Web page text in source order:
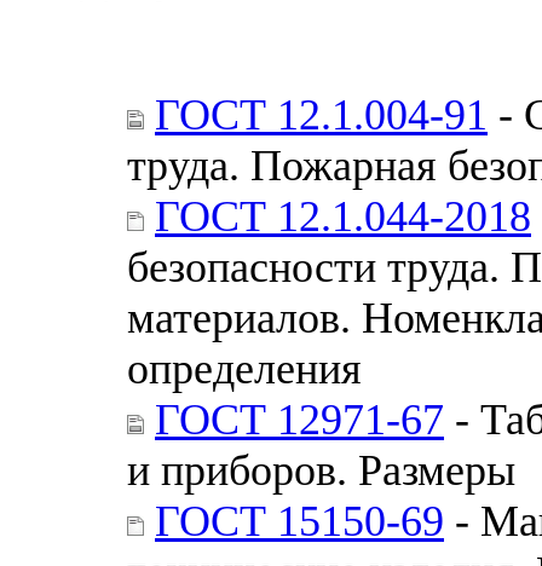
ГОСТ 12.1.004-91 -
труда. Пожарная
ГОСТ 12.1.044-2018
безопасности труда.
материалов.
определения
ГОСТ 12971-67 -
и приборов. Размеры
ГОСТ 15150-69 -